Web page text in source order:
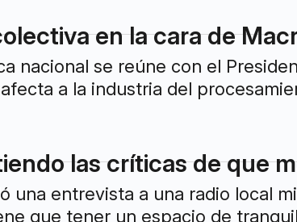
en la cara de
nacional se reúne con el
a la industria del
las críticas de que
una entrevista a una radio local
que tener un espacio de